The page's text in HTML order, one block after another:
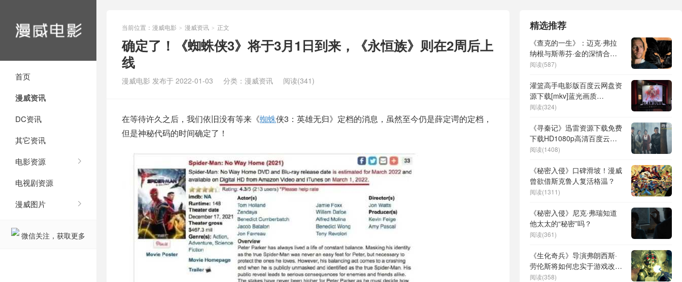
首页
漫威资讯
DC资讯
其它资讯
电影资源
电视剧资源
漫威图片
微信关注，获取更多
当前位置： 漫威电影 > 漫威资讯 > 正文
确定了！《蜘蛛侠3》将于3月1日到来，《永恒族》则在2周后上
线
漫威电影 发布于 2022-01-03 分类： 漫威资讯 阅读(341)
在等待许久之后，我们依旧没有等来《蜘蛛侠3：英雄无归》定档的消息，虽然至今仍是薛定谔的定档，
但是神秘代码的时间确定了！
精选推荐
《查克的一生》：迈克·弗拉
纳根与斯蒂芬·金的深情合
作，期待值爆棚
阅读(587)
灌篮高手电影版百度云网盘资
源下载[mkv]蓝光画质
[HD720p剧场版]
阅读(324)
《寻秦记》迅雷资源下载免费
下载HD1080p高清百度云资
源下载
阅读(1408)
《秘密入侵》口碑滑坡！漫威
曾欲借斯克鲁人复活格温？
阅读(1311)
《秘密入侵》尼克·弗瑞知道
他太太的“秘密”吗？
阅读(361)
《生化奇兵》导演弗朗西斯·
劳伦斯将如何忠实于游戏改编
电影的内容
阅读(358)